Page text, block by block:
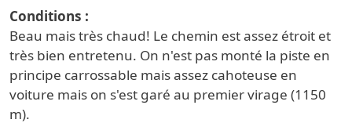
Conditions
Beau mais très chaud! Le chemin est assez étroit et
très bien entretenu. On n'est pas monté la piste en
principe carrossable mais assez cahoteuse en
voiture mais on s'est garé au premier virage (1150
m).